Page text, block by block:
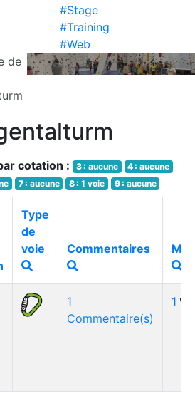
#Stage
#Training
#Web
de
cotation : 3 : aucune 4 : aucune
7 : aucune 8 : 1 voie 9 : aucune
Type
de
voie
Commentaires
1
Commentaire(s)
1